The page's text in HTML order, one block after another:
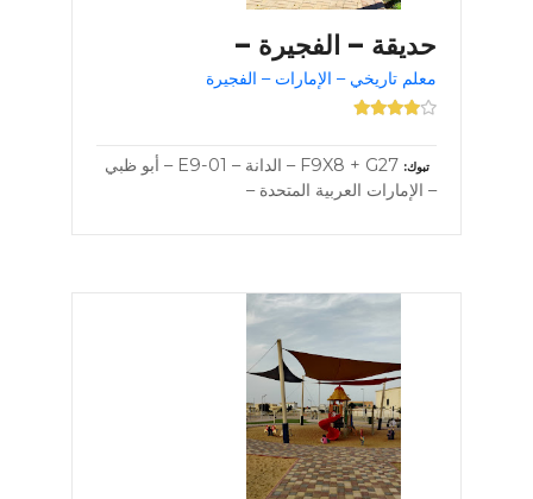
حديقة – الفجيرة –
معلم تاريخي – الإمارات – الفجيرة
تبوك
F9X8 + G27 – الدانة – E9-01 – أبو ظبي
– الإمارات العربية المتحدة –